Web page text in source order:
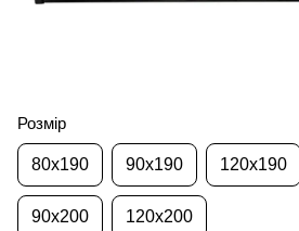
Розмір
80x190 90x190 120x190
90x200 120x200